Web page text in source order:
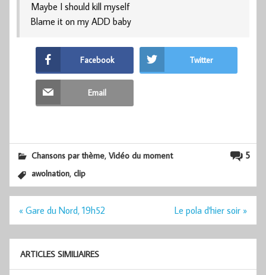
Maybe I should kill myself
Blame it on my ADD baby
Facebook Twitter
Email
5
Chansons par thème,Vidéo du moment
awolnation,clip
Navigation
l’article
« Gare du Nord, 19h52 Le pola d'hier soir »
ARTICLES SIMILIAIRES